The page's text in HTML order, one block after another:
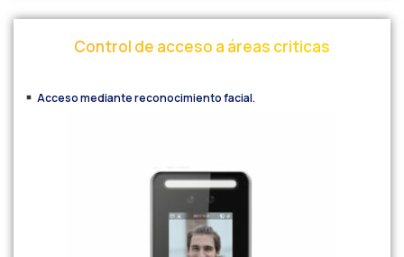
Control de acceso a áreas criticas
Acceso mediante reconocimiento facial.